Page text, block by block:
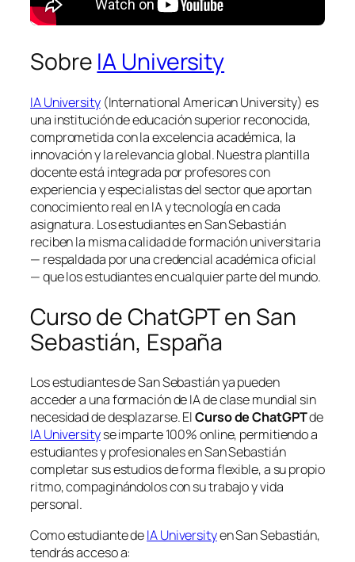
Sobre IA University
IA University(International American University) es
una institución de educación superior reconocida,
comprometida con la excelencia académica, la
innovación y la relevancia global. Nuestra plantilla
docente está integrada por profesores con
experiencia y especialistas del sector que aportan
conocimiento real en IA y tecnología en cada
asignatura. Los estudiantes en San Sebastián
reciben la misma calidad de formación universitaria
— respaldada por una credencial académica oficial
— que los estudiantes en cualquier parte del mundo.
Curso de ChatGPT en San
Sebastián, España
Los estudiantes de San Sebastián ya pueden
acceder a una formación de IA de clase mundial sin
necesidad de desplazarse. ElCurso de ChatGPTde
IA Universityse imparte 100% online, permitiendo a
estudiantes y profesionales en San Sebastián
completar sus estudios de forma flexible, a su propio
ritmo, compaginándolos con su trabajo y vida
personal.
Como estudiante deIA Universityen San Sebastián,
tendrás acceso a: